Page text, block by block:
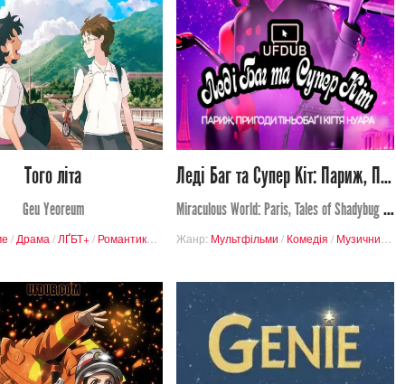
Переглядів
0 10
Того літа
Geu Yeoreum
/ Драма / ЛҐБТ+/ Романтика Буденність
Перегляди
0 158
Леді Баг та Супер Кіт: Париж, Пригоди Тіньобаґ і Кігтя Нуара
Miraculous World: Paris, Tales of Shadybug and Claw Noir
Жанр: Мультфільми / Комедія / Музичний